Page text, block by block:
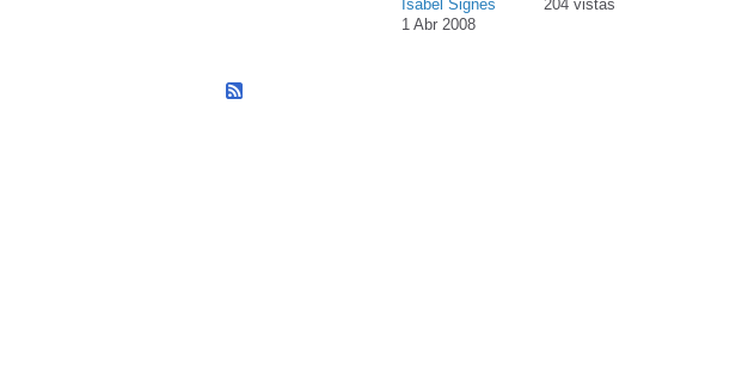
Isabel Signes
1 Abr 2008
204 vistas